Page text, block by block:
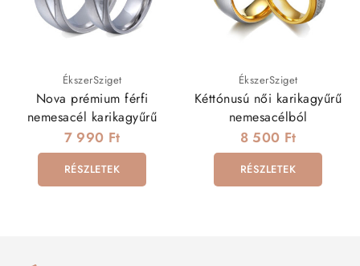
ÉkszerSziget
Nova prémium férfi
nemesacél karikagyűrű
7 990 Ft
RÉSZLETEK
ÉkszerSziget
Kéttónusú női karikagyűrű
nemesacélból
8 500 Ft
RÉSZLETEK